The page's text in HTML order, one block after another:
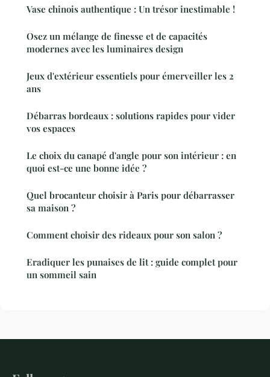
Vase chinois authentique : Un trésor inestimable !
Osez un mélange de finesse et de capacités
modernes avec les luminaires design
Jeux d'extérieur essentiels pour émerveiller les 2
ans
Débarras bordeaux : solutions rapides pour vider
vos espaces
Le choix du canapé d'angle pour son intérieur : en
quoi est-ce une bonne idée ?
Quel brocanteur choisir à Paris pour débarrasser
sa maison ?
Comment choisir des rideaux pour son salon ?
Eradiquer les punaises de lit : guide complet pour
un sommeil sain